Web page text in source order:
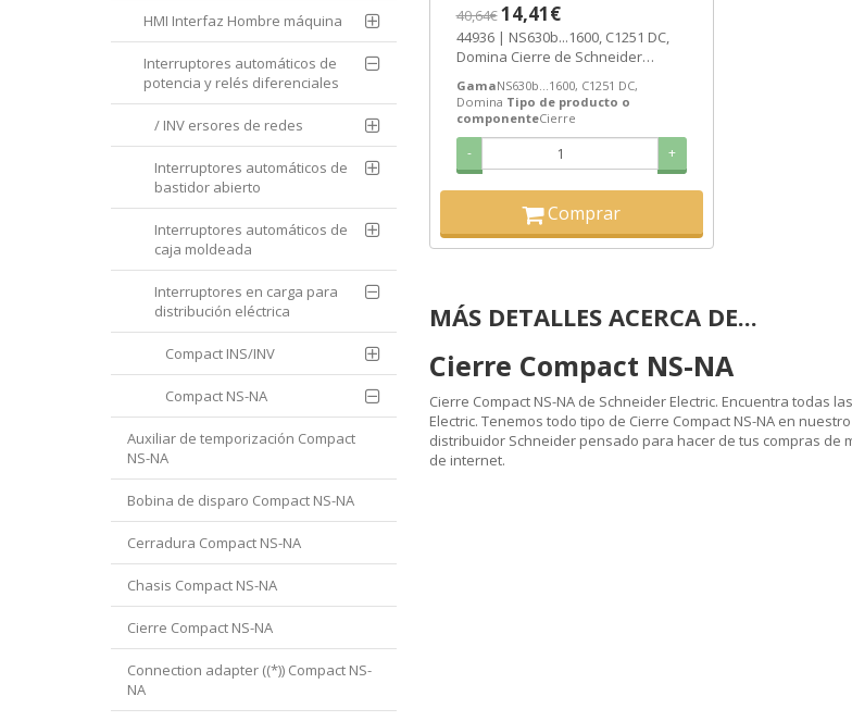
44936 Schneider Electric [PLAZO
3-6 SEMANAS
40,64€14,41€
44936 | NS630b...1600, C1251 DC,
Domina Cierre de Schneider
GamaNS630b...1600, C1251 DC,
Domina Tipo de producto o
componenteCierre
- +
Comprar
MÁS DETALLES ACERCA DE...
Cierre Compact NS-NA
Cierre Compact NS-NA de Schneider Electric. Encuentra todas
Electric. Tenemos todo tipo de Cierre Compact NS-NA en
distribuidor Schneider pensado para hacer de tus compras de
de internet.
HMI Interfaz Hombre máquina
Interruptores automáticos de
potencia y relés diferenciales
/ INV ersores de redes
Interruptores automáticos de
bastidor abierto
Interruptores automáticos de
caja moldeada
Interruptores en carga para
distribución eléctrica
Compact INS/INV
Compact NS-NA
Auxiliar de temporización Compact
NS-NA
Bobina de disparo Compact NS-NA
Cerradura Compact NS-NA
Chasis Compact NS-NA
Cierre Compact NS-NA
Connection adapter ((*)) Compact NS-
NA